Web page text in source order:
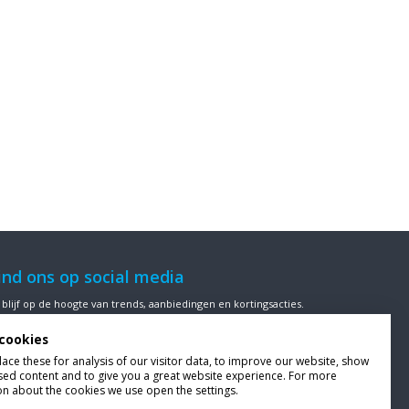
ons op social media
blijf op de hoogte van trends, aanbiedingen en kortingsacties.
klanten beoordelenVan Bellen Wind & Snowgemiddeld met
9,4 op basis van453beoordelingen.
these for analysis of our visitor data, to improve our website, show
content and to give you a great website experience. For more
about the cookies we use open the settings.